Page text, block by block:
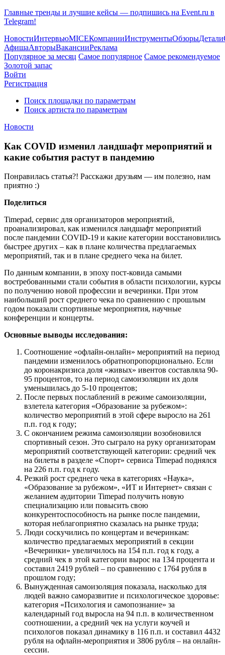
Главные тренды и лучшие кейсы — подпишись на Event.ru в
Telegram!
НовостиИнтервьюMICEКомпанииИнструментыОбзорыДетали
АфишаАвторыВакансииРеклама
Популярное за месяц Самое популярное Самое рекомендуемое
Золотой запас
Войти
Регистрация
Поиск площадки по параметрам
Поиск артиста по параметрам
Новости
Как COVID изменил ландшафт мероприятий и
какие события растут в пандемию
Понравилась статья?! Расскажи друзьям — им полезно, нам
приятно :)
Поделиться
Timepad, сервис для организаторов мероприятий,
проанализировал, как изменился ландшафт мероприятий
после пандемии COVID-19 и какие категории восстановились
быстрее других – как в плане количества предлагаемых
мероприятий, так и в плане среднего чека на билет.
По данным компании, в эпоху пост-ковида самыми
востребованными стали события в области психологии, курсы
по получению новой профессии и вечеринки. При этом
наибольший рост среднего чека по сравнению с прошлым
годом показали спортивные мероприятия, научные
конференции и концерты.
Основные выводы исследования:
Соотношение «офлайн-онлайн» мероприятий на период
пандемии изменилось обратнопропорционально. Если
до коронакризиса доля «живых» ивентов составляла 90-
95 процентов, то на период самоизоляции их доля
уменьшилась до 5-10 процентов;
После первых послаблений в режиме самоизоляции,
взлетела категория «Образование за рубежом»:
количество мероприятий в этой сфере выросло на 261
п.п. год к году;
С окончанием режима самоизоляции возобновился
спортивный сезон. Это сыграло на руку организаторам
мероприятий соответствующей категории: средний чек
на билеты в разделе «Спорт» сервиса Timepad поднялся
на 226 п.п. год к году.
Резкий рост среднего чека в категориях «Наука»,
«Образование за рубежом», «ИТ и Интернет» связан с
желанием аудитории Timepad получить новую
специализацию или повысить свою
конкурентоспособность на рынке после пандемии,
которая неблагоприятно сказалась на рынке труда;
Люди соскучились по концертам и вечеринкам:
количество предлагаемых мероприятий в секции
«Вечеринки» увеличилось на 154 п.п. год к году, а
средний чек в этой категории вырос на 134 процента и
составил 2419 рублей – по сравнению с 1764 рубля в
прошлом году;
Вынужденная самоизоляция показала, насколько для
людей важно саморазвитие и психологическое здоровье:
категория «Психология и самопознание» за
календарный год выросла на 94 п.п. в количественном
соотношении, а средний чек на услуги коучей и
психологов показал динамику в 116 п.п. и составил 4432
рубля на офлайн-мероприятия и 3806 рубля – на онлайн-
сессии.